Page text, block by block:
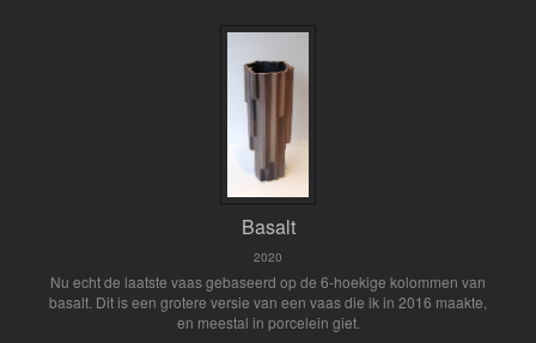
Basalt
2020
Nu echt de laatste vaas gebaseerd op de 6-hoekige kolommen van
basalt. Dit is een grotere versie van een vaas die ik in 2016 maakte,
en meestal in porcelein giet.